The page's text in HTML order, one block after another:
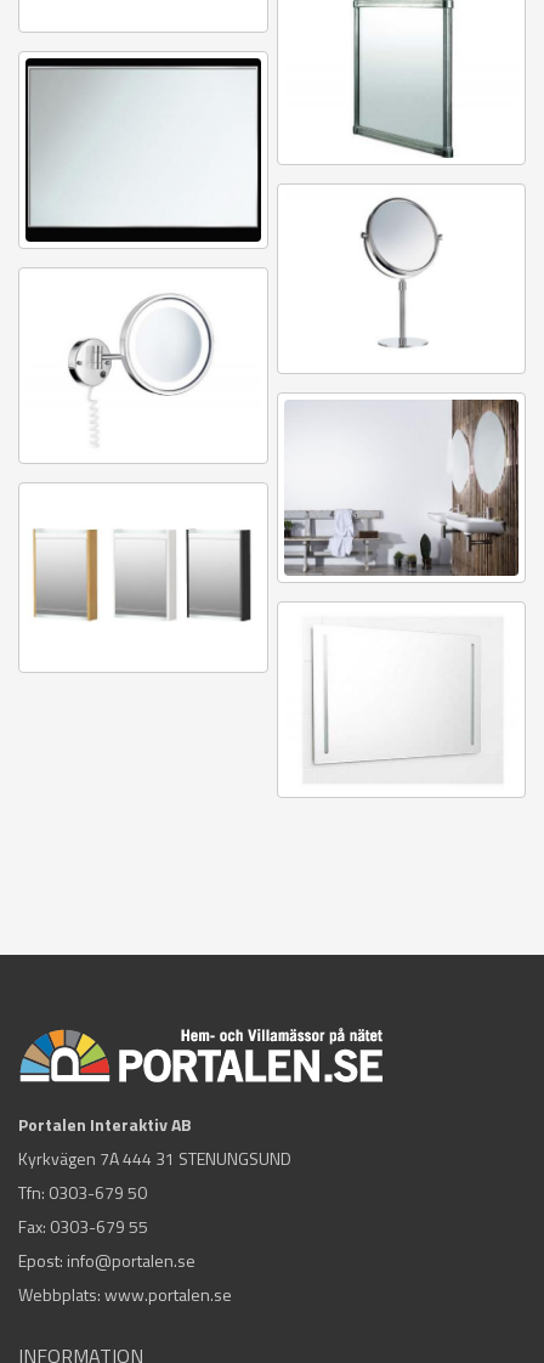
Portalen Interaktiv AB
Kyrkvägen 7A 444 31 STENUNGSUND
Tfn: 0303-679 50
Fax: 0303-679 55
Epost: info@portalen.se
Webbplats: www.portalen.se
INFORMATION